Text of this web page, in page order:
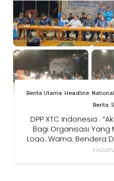
Berita Utama Headline National
Berita
DPP XTC Indonesia :
Bagi Organisasi Yang
Logo, Warna, Bendera
5